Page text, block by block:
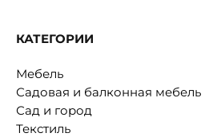
КАТЕГОРИИ
Мебель
Садовая и балконная мебель
Сад и город
Текстиль